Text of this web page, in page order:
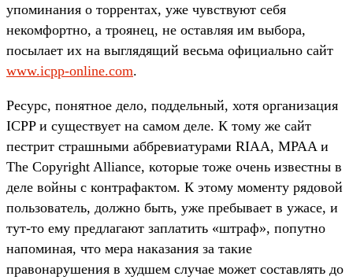
упоминания о торрентах, уже чувствуют себя
некомфортно, а троянец, не оставляя им выбора,
посылает их на выглядящий весьма официально сайт
www.icpp-online.com.
Ресурс, понятное дело, поддельный, хотя организация
ICPP и существует на самом деле. К тому же сайт
пестрит страшными аббревиатурами RIAA, MPAA и
The Copyright Alliance, которые тоже очень известны в
деле войны с контрафактом. К этому моменту рядовой
пользователь, должно быть, уже пребывает в ужасе, и
тут-то ему предлагают заплатить «штраф», попутно
напоминая, что мера наказания за такие
правонарушения в худшем случае может составлять до